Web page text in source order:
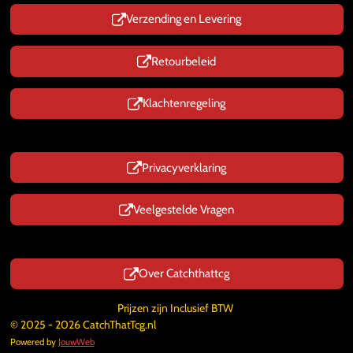
Verzending en Levering
Retourbeleid
Klachtenregeling
Privacyverklaring
Veelgestelde Vragen
Over Catchthattcg
Prijzen zijn Inclusief BTW
© 2025 - 2026 CatchThatTcg.nl
Powered by JouwWeb